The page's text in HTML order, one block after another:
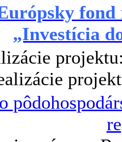
fond
„Investícia